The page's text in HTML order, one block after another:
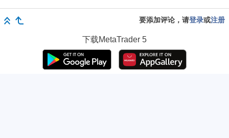
要添加评论，请登录或注册
下载MetaTrader 5